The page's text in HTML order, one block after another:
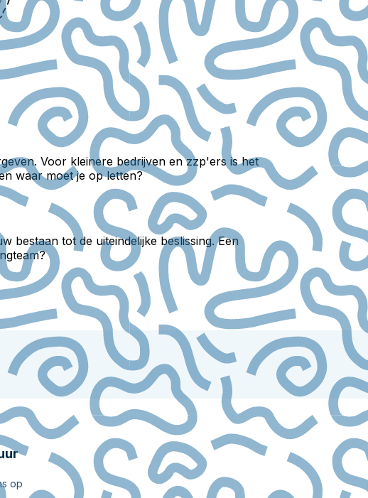
Voor kleinere bedrijven en zzp'ers is het
waar moet je op letten?
bestaan tot de uiteindelijke beslissing. Een
op